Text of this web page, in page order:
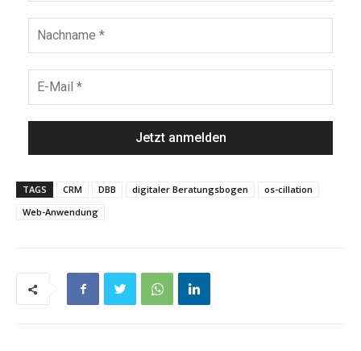
TAGS CRM DBB digitaler Beratungsbogen
os-cillation
Web-Anwendung